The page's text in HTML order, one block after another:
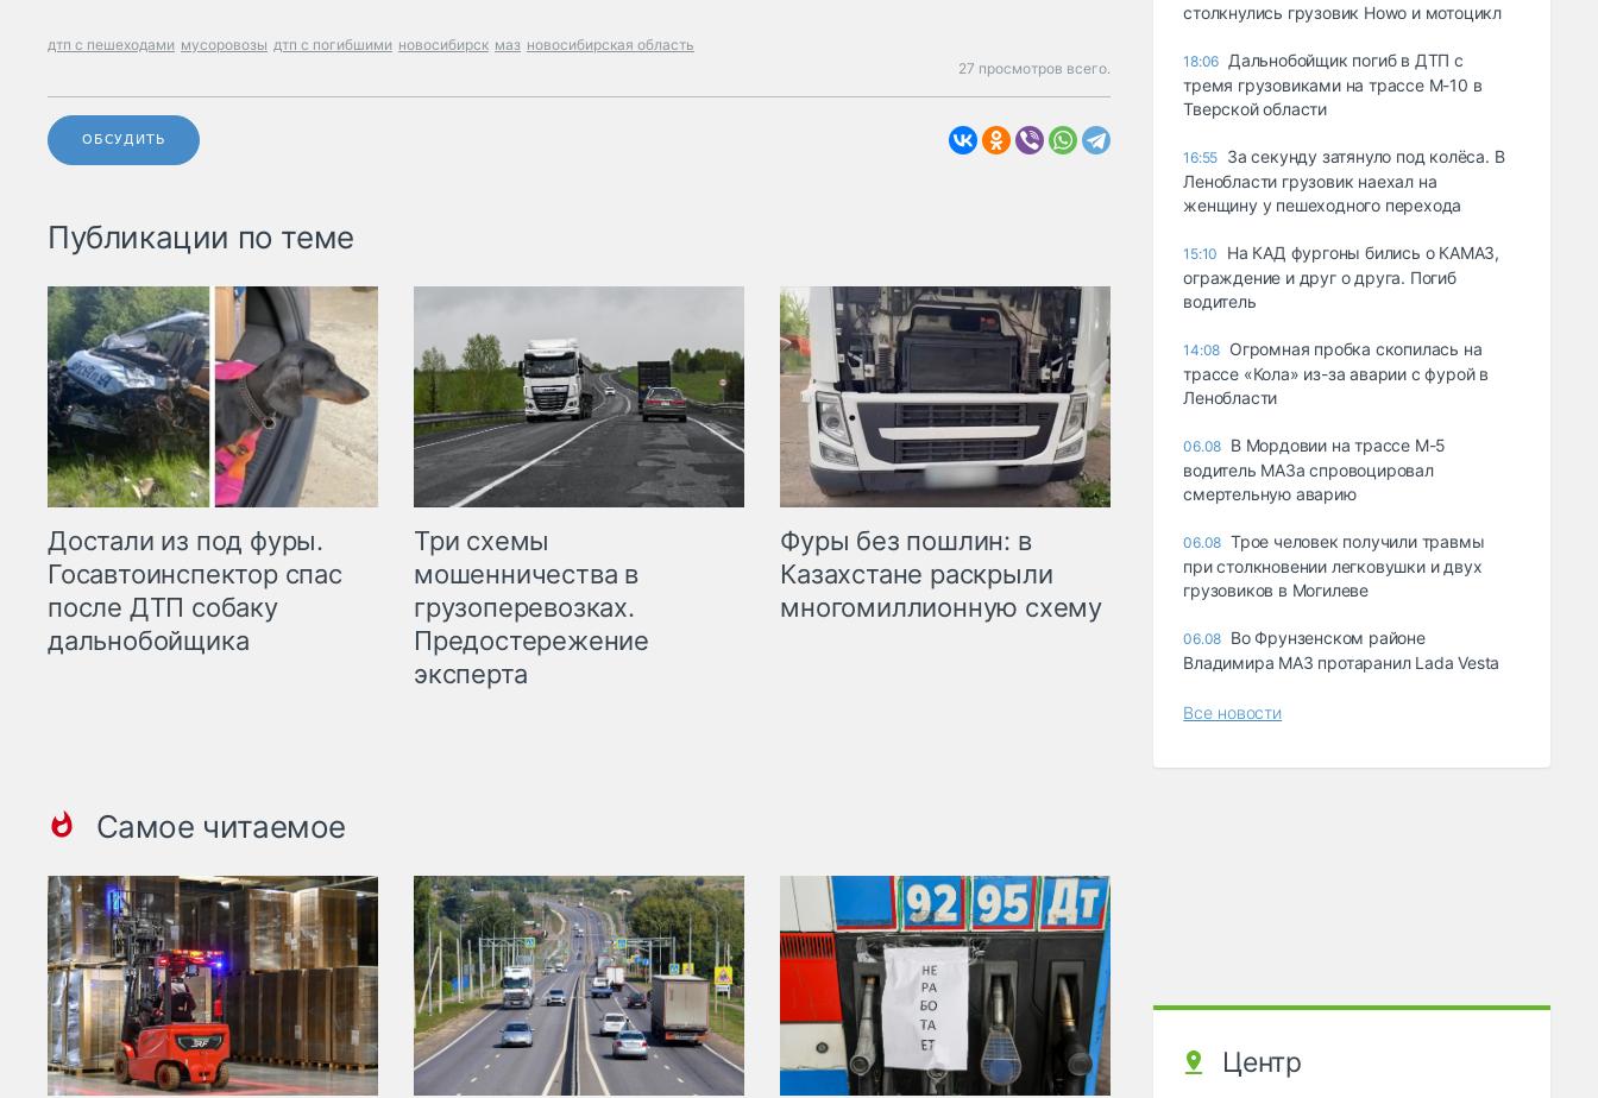
дтп с пешеходами мусоровозы дтп с погибшими новосибирск маз новосибирская область
27 просмотров всего.
ОБСУДИТЬ
Публикации по теме
Достали из под фуры.
Госавтоинспектор спас
после ДТП собаку
дальнобойщика
Три схемы
мошенничества в
грузоперевозках.
Предостережение
эксперта
Фуры без пошлин: в
Казахстане раскрыли
многомиллионную схему
Самое читаемое
столкнулись грузовик Howo и мотоцикл
18:06 Дальнобойщик погиб в ДТП с
тремя грузовиками на трассе М-10 в
Тверской области
16:55 За секунду затянуло под колёса. В
Ленобласти грузовик наехал на
женщину у пешеходного перехода
15:10
На КАД фургоны бились о КАМАЗ,
ограждение и друг о друга. Погиб
водитель
14:08 Огромная пробка скопилась на
трассе «Кола» из-за аварии с фурой в
Ленобласти
06.08 В Мордовии на трассе М-5
водитель МАЗа спровоцировал
смертельную аварию
06.08 Трое человек получили травмы
при столкновении легковушки и двух
грузовиков в Могилеве
06.08 Во Фрунзенском районе
Владимира МАЗ протаранил Lada Vesta
Все новости
Центр